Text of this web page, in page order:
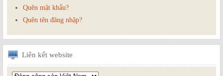
Quên mật khẩu?
Quên tên đăng nhập?
Liên kết website